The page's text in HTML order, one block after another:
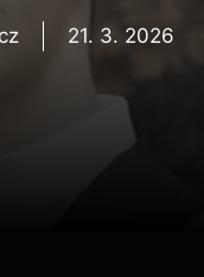
21. 3. 2026